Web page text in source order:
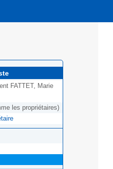
FATTET, Marie
les propriétaires)